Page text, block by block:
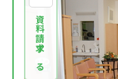
資料請求する